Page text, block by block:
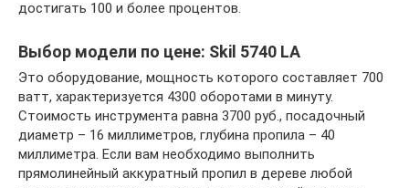
достигать 100 и более процентов.
Выбор модели по цене: Skil 5740 LA
Это оборудование, мощность которого составляет 700
ватт, характеризуется 4300 оборотами в минуту.
Стоимость инструмента равна 3700 руб., посадочный
диаметр – 16 миллиметров, глубина пропила – 40
миллиметра. Если вам необходимо выполнить
прямолинейный аккуратный пропил в дереве любой